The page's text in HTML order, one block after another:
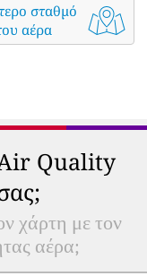
σταθμό
αέρα
Air Quality
χάρτη με τον
αέρα;